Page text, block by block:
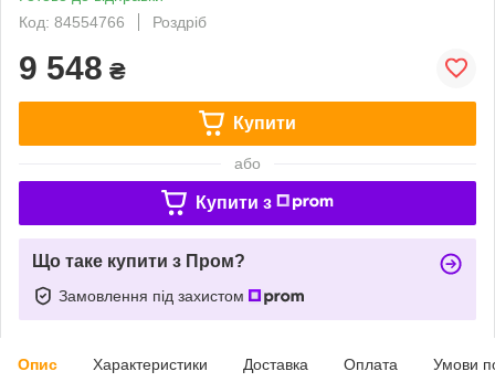
Код: 84554766
Роздріб
9 548 ₴
Купити
або
Купити з
Що таке купити з Пром?
Замовлення під захистом
Опис Характеристики Доставка Оплата Умови